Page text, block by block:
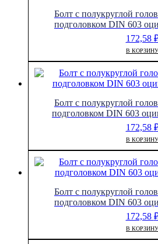
Болт с полукруглой
подголовком DIN 603
172,58
В КОРЗИНУ
Болт с полукруглой
подголовком DIN 603
172,58
В КОРЗИНУ
Болт с полукруглой
подголовком DIN 603
172,58
В КОРЗИНУ